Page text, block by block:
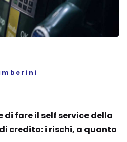
di fare il self service della
credito: i rischi, a quanto